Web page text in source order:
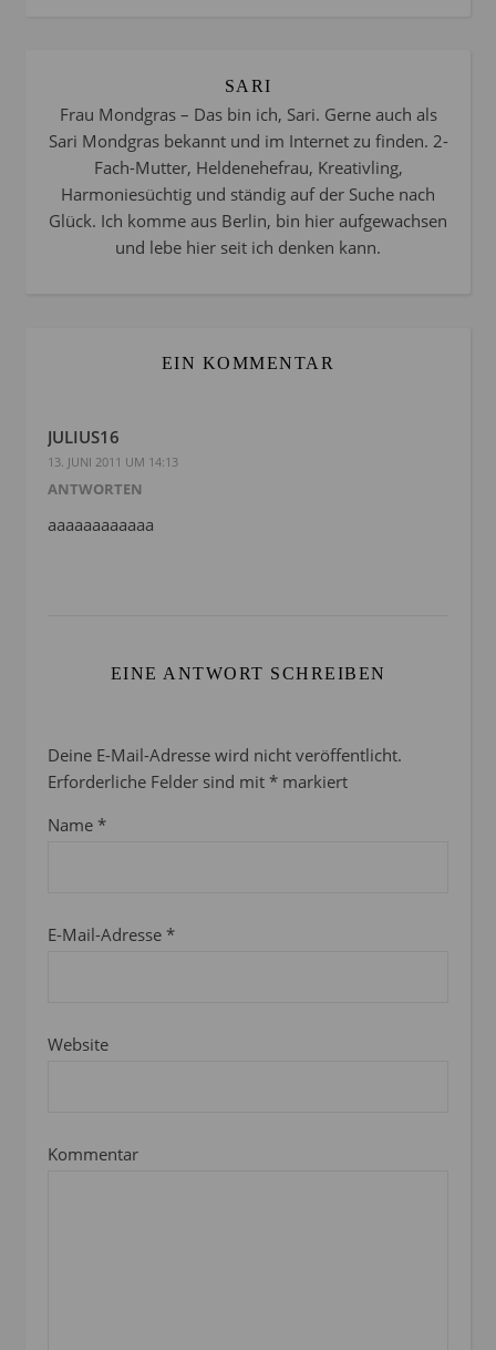
SARI
Frau Mondgras – Das bin ich, Sari. Gerne auch als
Sari Mondgras bekannt und im Internet zu finden. 2-
Fach-Mutter, Heldenehefrau, Kreativling,
Harmoniesüchtig und ständig auf der Suche nach
Glück. Ich komme aus Berlin, bin hier aufgewachsen
und lebe hier seit ich denken kann.
EIN KOMMENTAR
JULIUS16
13. JUNI 2011 UM 14:13
ANTWORTEN
aaaaaaaaaaaa
EINE ANTWORT SCHREIBEN
Deine E-Mail-Adresse wird nicht veröffentlicht.
Erforderliche Felder sind mit * markiert
Name *
E-Mail-Adresse *
Website
Kommentar